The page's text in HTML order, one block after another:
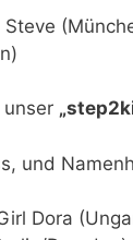
und
Dora